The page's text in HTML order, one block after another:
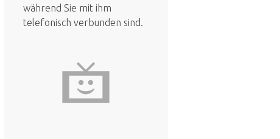
während Sie mit ihm
telefonisch verbunden sind.